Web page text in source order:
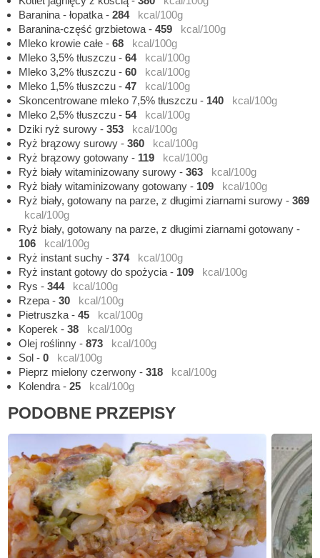
Baranina - łopatka -284
kcal/100g
Baranina-część grzbietowa -459
kcal/100g
Mleko krowie całe -68
kcal/100g
Mleko 3,5% tłuszczu -64
kcal/100g
Mleko 3,2% tłuszczu -60
kcal/100g
Mleko 1,5% tłuszczu -47
kcal/100g
Skoncentrowane mleko 7,5% tłuszczu - 140
kcal/100g
Mleko 2,5% tłuszczu -54
kcal/100g
Dziki ryż surowy -353
kcal/100g
Ryż brązowy surowy -360
kcal/100g
Ryż brązowy gotowany - 119
kcal/100g
Ryż biały witaminizowany surowy -363
kcal/100g
Ryż biały witaminizowany gotowany - 109
kcal/100g
Ryż biały, gotowany na parze, z długimi ziarnami surowy -369
kcal/100g
Ryż biały, gotowany na parze, z długimi ziarnami gotowany -
106
kcal/100g
Ryż instant suchy -374
kcal/100g
Ryż instant gotowy do spożycia - 109
kcal/100g
Rys -344
kcal/100g
Rzepa -30
kcal/100g
Pietruszka -45
kcal/100g
Koperek -38
kcal/100g
Olej roślinny -873
kcal/100g
Sol -0
kcal/100g
Pieprz mielony czerwony -318
kcal/100g
Kolendra -25 kcal/100g
PODOBNE PRZEPISY